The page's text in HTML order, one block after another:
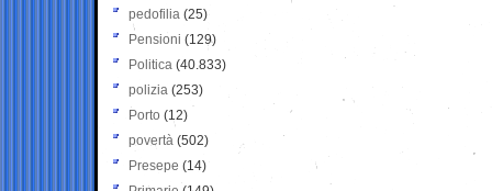
pedofilia (25)
Pensioni (129)
Politica (40.833)
polizia (253)
Porto (12)
povertà (502)
Presepe (14)